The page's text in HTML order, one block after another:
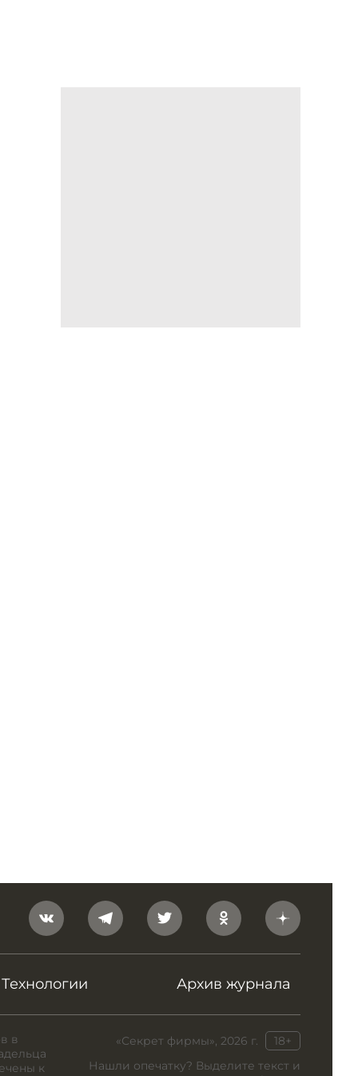
Технологии Архив журнала
«Секрет фирмы», 2026 г.
18+
Нашли опечатку? Выделите текст и
в
к